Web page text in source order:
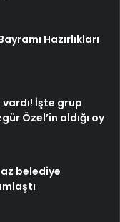
Hazırlıkları
İşte grup
Özel’in aldığı oy
belediye